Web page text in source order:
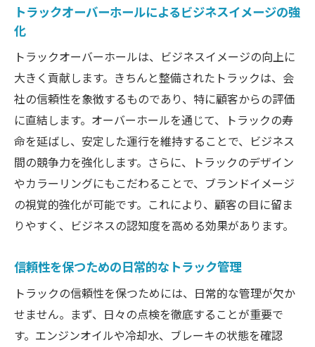
トラックオーバーホールによるビジネスイメージの強
化
トラックオーバーホールは、ビジネスイメージの向上に
大きく貢献します。きちんと整備されたトラックは、会
社の信頼性を象徴するものであり、特に顧客からの評価
に直結します。オーバーホールを通じて、トラックの寿
命を延ばし、安定した運行を維持することで、ビジネス
間の競争力を強化します。さらに、トラックのデザイン
やカラーリングにもこだわることで、ブランドイメージ
の視覚的強化が可能です。これにより、顧客の目に留ま
りやすく、ビジネスの認知度を高める効果があります。
信頼性を保つための日常的なトラック管理
トラックの信頼性を保つためには、日常的な管理が欠か
せません。まず、日々の点検を徹底することが重要で
す。エンジンオイルや冷却水、ブレーキの状態を確認